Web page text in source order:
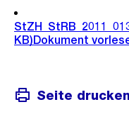
KB)Dokument
Seite drucken